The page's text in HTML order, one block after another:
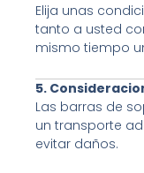
Elija unas
tanto a usted
mismo tiempo
5.
Las barras de
un transporte
evitar daños.